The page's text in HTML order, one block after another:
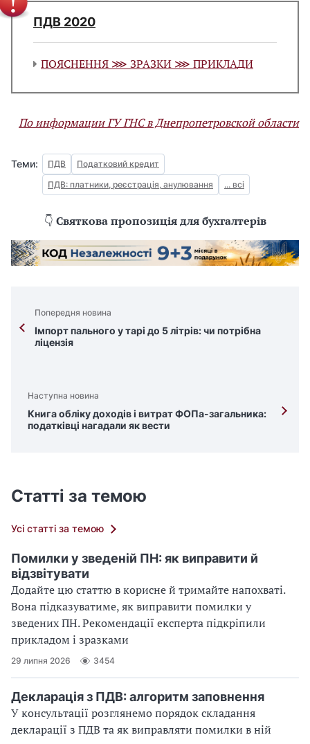
ПДВ 2020
ПОЯСНЕННЯ ⋙ ЗРАЗКИ ⋙ ПРИКЛАДИ
По информации ГУ ГНС в Днепропетровской области
Теми: ПДВ
Податковий кредит
ПДВ: платники, реєстрація, анулювання
... всі
👇 Святкова пропозиція для бухгалтерів
Попередня новина
Імпорт пального у тарі до 5 літрів: чи потрібна
ліцензія
Наступна новина
Книга обліку доходів і витрат ФОПа-загальника:
податківці нагадали як вести
Статті за темою
Усі статті за темою
Помилки у зведеній ПН: як виправити й
відзвітувати
Додайте цю статтю в корисне й тримайте напохваті.
Вона підказуватиме, як виправити помилки у
зведених ПН. Рекомендації експерта підкріпили
прикладом і зразками
29 липня 2026 3454
Декларація з ПДВ: алгоритм заповнення
У консультації розглянемо порядок складання
декларації з ПДВ та як виправляти помилки в ній